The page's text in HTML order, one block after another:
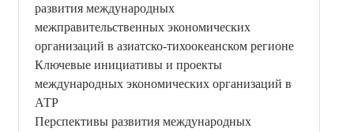
развития международных
межправительственных экономических
организаций в азиатско-тихоокеанском регионе
Ключевые инициативы и проекты
международных экономических организаций в
АТР
Перспективы развития международных